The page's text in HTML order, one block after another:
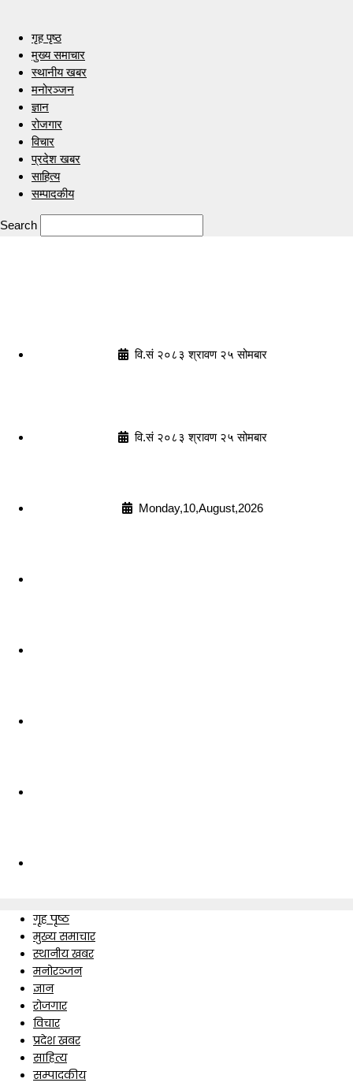
गृह पृष्ठ
मुख्य समाचार
स्थानीय खबर
मनोरञ्जन
ज्ञान
रोजगार
विचार
प्रदेश खबर
साहित्य
सम्पादकीय
Search
वि.सं २०८३ श्रावण २५ सोमबार
वि.सं २०८३ श्रावण २५ सोमबार
Monday,10,August,2026
गृह पृष्ठ
मुख्य समाचार
स्थानीय खबर
मनोरञ्जन
ज्ञान
रोजगार
विचार
प्रदेश खबर
साहित्य
सम्पादकीय